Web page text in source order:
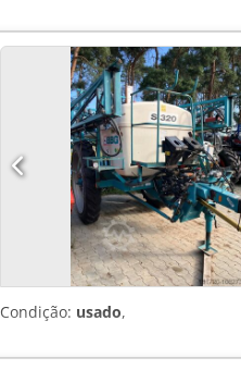
Condição: usado,